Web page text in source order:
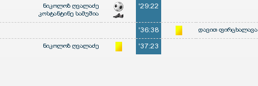
ნიკოლოზ ღვალაძე
კოსტანტინე სამუშია
'29:22
'36:38 დავით ფირცხალავა
ნიკოლოზ ღვალაძე '37:23